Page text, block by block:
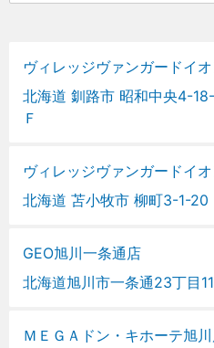
ヴィレッジヴァンガードイ
北海道 釧路市 昭和中央4-
Ｆ
ヴィレッジヴァンガードイ
北海道 苫小牧市 柳町3-1-20
GEO旭川一条通店
北海道旭川市一条通23丁目
ＭＥＧＡドン・キホーテ旭